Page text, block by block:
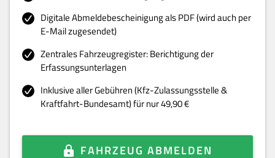
Digitale Abmeldebescheinigung als PDF (wird auch per
E-Mail zugesendet)
Zentrales Fahrzeugregister: Berichtigung der
Erfassungsunterlagen
Inklusive aller Gebühren (Kfz-Zulassungsstelle &
Kraftfahrt-Bundesamt) für nur 49,90 €
FAHRZEUG ABMELDEN